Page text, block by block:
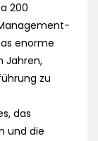
200
enorme
Jahren,
zu
das
und die